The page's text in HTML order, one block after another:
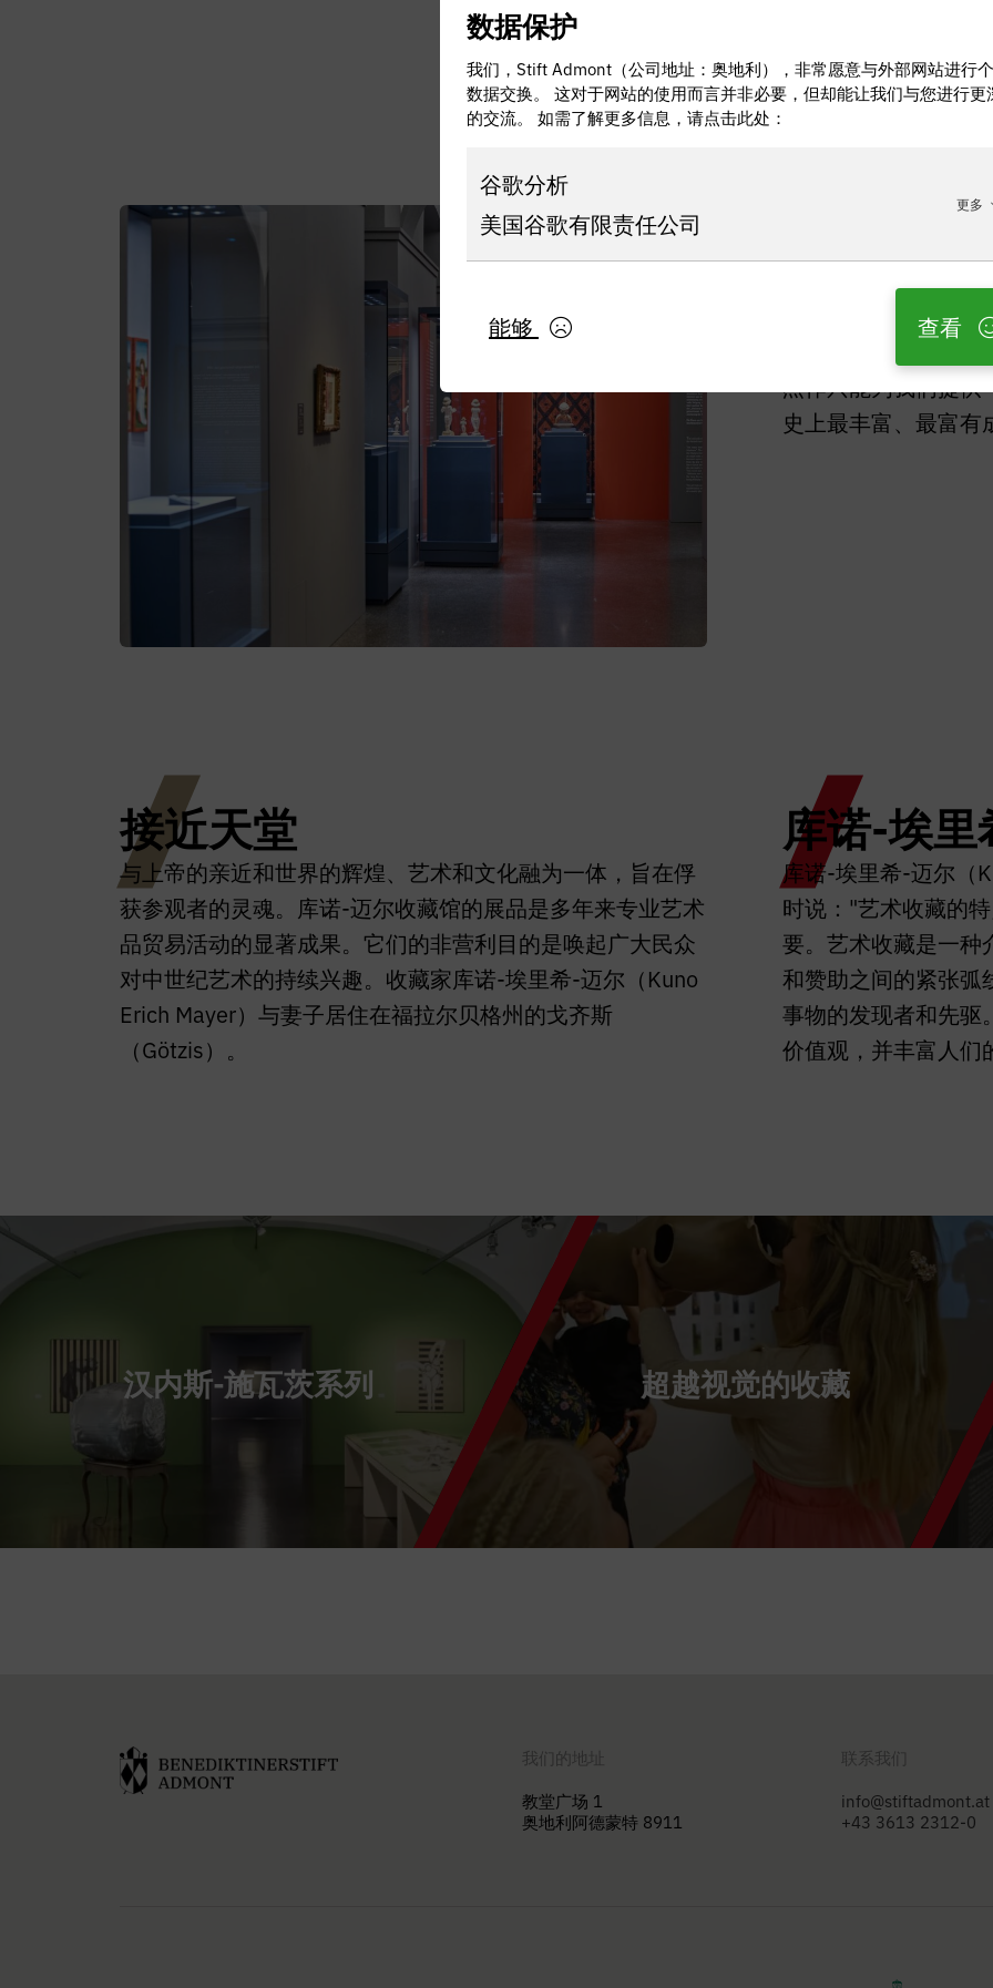
梅耶收
从 1400 年左右的 "
曼（Niklaus
杰作只能为我们提供
史上最丰富、最富有
接近天堂
与上帝的亲近和世界的辉煌、艺术和文化融为一体，旨在俘
获参观者的灵魂。库诺-迈尔收藏馆的展品是多年来专业艺术
品贸易活动的显著成果。它们的非营利目的是唤起广大民众
对中世纪艺术的持续兴趣。收藏家库诺-埃里希-迈尔（Kuno
Erich Mayer）与妻子居住在福拉尔贝格州的戈齐斯
（Götzis）。
库诺-埃
库诺-埃里希-迈尔（
时说："艺术收藏的
要。艺术收藏是一种
和赞助之间的紧张弧
事物的发现者和先驱
价值观，并丰富人们
汉内斯-施瓦茨系列 超越视觉的收藏
我们的地址
教堂广场 1
奥地利阿德蒙特 8911
联系我们
info@stiftadmont.at
+43 3613 2312-0
数据保护
我们，Stift Admont（公司地址：奥地利），非常愿意与外部网站进行
数据交换。 这对于网站的使用而言并非必要，但却能让我们与您进行更
的交流。 如需了解更多信息，请点击此处：
谷歌分析
美国谷歌有限责任公司
更多
能够 查看